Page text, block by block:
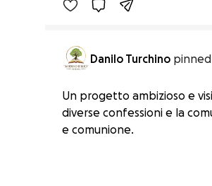
Danilo Turchino
Un progetto ambizioso e
diverse confessioni e la
e comunione.